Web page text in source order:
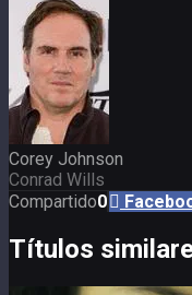
Corey Johnson
Conrad Wills
Compartido0
Títulos